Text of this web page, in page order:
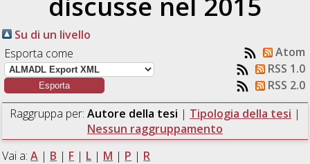
Su di un livello
Esporta come
Atom
RSS 1.0
RSS 2.0
Raggruppa per: Autore della tesi | Tipologia della tesi |
Nessun raggruppamento
Vai a:A | B | F | L | M | P | R